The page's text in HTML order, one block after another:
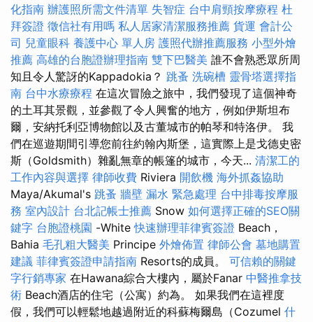
化指南 辦護照所需文件清單 失智症 台中肩頸按摩療程 杜
拜簽證 徵信社有用嗎 私人居家清潔服務推薦 貨運 會計公
司 兒童眼科 養護中心 單人房 護照代辦推薦服務 小型外燴
推薦 高雄的台胞證辦理指南 雙下巴醫美 誰不會熟悉眾所周
知且令人驚訝的Kappadokia？ 跳蚤 洗碗槽 靈骨塔選擇指
南 台中水療療程 在這次冒險之旅中，我們發現了這個神奇
的土耳其景觀，並參觀了令人興奮的地方，例如伊斯坦布
爾，安納托利亞博物館以及古董城市的帕琴和特洛伊。 我
們在巡遊期間引導您前往約翰內斯堡，這實際上是戈德史密
斯（Goldsmith）雜亂無章的帳篷的城市，今天... 清潔工的
工作內容與選擇 律師收費 Riviera 開飲機 海外抓姦協助
Maya/Akumal's 跳蚤 牆壁 漏水 緊急處理 台中排毒按摩服
務 室內設計 台北記帳士推薦 Snow 如何選擇正確的SEO關
鍵字 台胞證桃園 -White快速辦理菲律賓簽證 Beach，
Bahia 毛孔粗大醫美 Principe 外燴佈置 律師公會 墓地購置
建議 菲律賓簽證申請指南 Resorts的成員。 可信賴的關鍵
字行銷專家 在Hawana綜合大樓內，屬於Fanar 中醫推拿技
術 Beach酒店的住宅（公寓）約為。 如果我們在這裡度
假，我們可以輕鬆地越過附近的科蘇梅爾島（Cozumel 什